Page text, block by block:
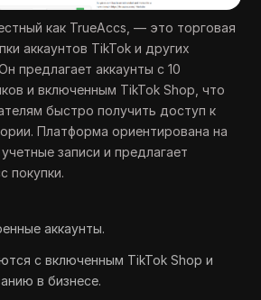
как TrueAccs, — это торговая
аккаунтов TikTok и других
предлагает аккаунты с 10
и включенным TikTok Shop, что
быстро получить доступ к
Платформа ориентирована на
записи и предлагает
покупки.
аккаунты.
с включенным TikTok Shop и
в бизнесе.